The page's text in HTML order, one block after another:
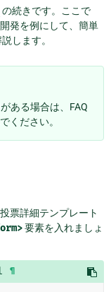
の続きです。ここで
発を例にして、簡単
します。
ある場合は、FAQ
ください。
票詳細テンプレート
要素を入れましょ
¶